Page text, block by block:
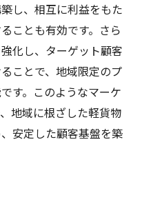
し、相互に利益をもた
ことも有効です。さら
化し、ターゲット顧客
ことで、地域限定のプ
す。このようなマーケ
地域に根ざした軽貨物
安定した顧客基盤を築